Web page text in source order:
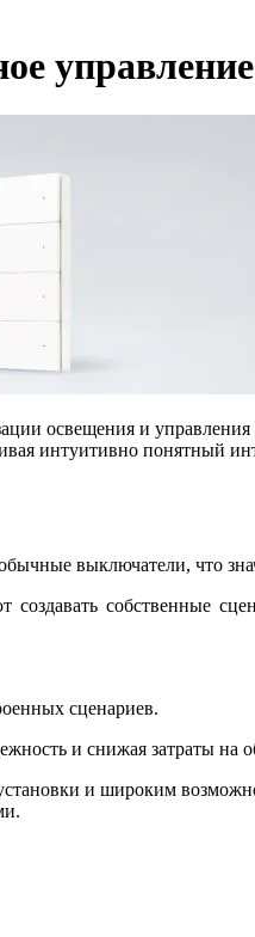
управление
освещения и
интуитивно понятный
выключатели, что
собственные
сценариев.
и снижая затраты на
и широким